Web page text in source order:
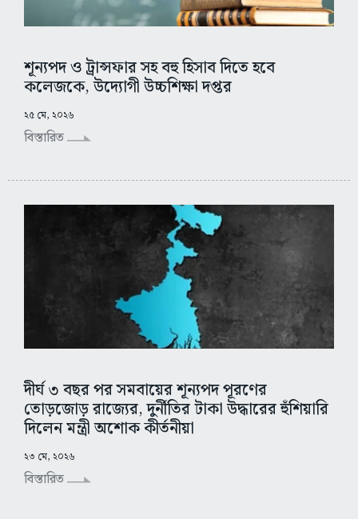
শূন্যপদ ও ট্রান্সফার সহ বহু হিসাব দিতে হবে
কলেজকে, উদ্যোগী উচ্চশিক্ষা দপ্তর
২৫ মে, ২০২৬
বিস্তারিত
দীর্ঘ ৩ বছর পর সমবায়ের শূন্যপদ পূরণের
তোড়জোড় রাজ্যের, দুর্নীতির টাকা উদ্ধারের হুঁশিয়ারি
দিলেন মন্ত্রী অশোক কীর্তনীয়া
২৩ মে, ২০২৬
বিস্তারিত